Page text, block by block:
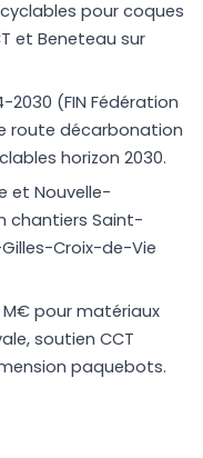
pour coques
et Beneteau sur
2030 (FIN Fédération
route décarbonation
horizon 2030.
et Nouvelle-
chantiers Saint-
Croix-de-Vie
M€ pour matériaux
soutien CCT
paquebots.